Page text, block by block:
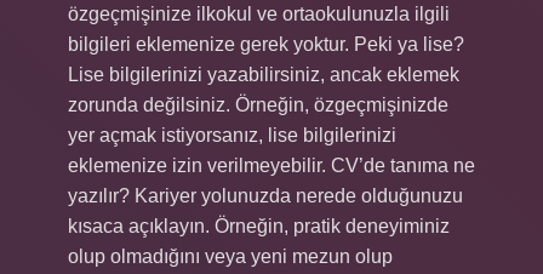
özgeçmişinize ilkokul ve ortaokulunuzla ilgili
bilgileri eklemenize gerek yoktur. Peki ya lise?
Lise bilgilerinizi yazabilirsiniz, ancak eklemek
zorunda değilsiniz. Örneğin, özgeçmişinizde
yer açmak istiyorsanız, lise bilgilerinizi
eklemenize izin verilmeyebilir. CV’de tanıma ne
yazılır? Kariyer yolunuzda nerede olduğunuzu
kısaca açıklayın. Örneğin, pratik deneyiminiz
olup olmadığını veya yeni mezun olup